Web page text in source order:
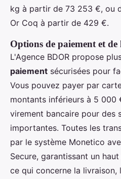
kg à partir de 73 253 €, ou
Or Coq à partir de 429 €.
Options de paiement et
L'Agence BDOR propose
paiement sécurisées pour
Vous pouvez payer par
montants inférieurs à 5 000
virement bancaire pour des
importantes. Toutes les
par le système Monetico
Secure, garantissant un
ce qui concerne la livraison,